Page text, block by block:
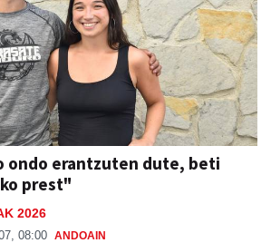
ondo erantzuten dute, beti
prest"
2026
08:00 ANDOAIN